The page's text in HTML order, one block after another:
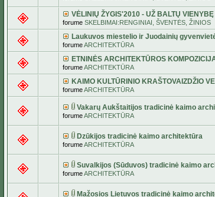
VĖLINIŲ ŽYGIS'2010 - UŽ BALTŲ VIENYBĘ
forume SKELBIMAI:RENGINIAI, ŠVENTĖS, ŽINIOS
Laukuvos miestelio ir Juodainių
forumeARCHITEKTŪRA
ETNINĖS ARCHITEKTŪROS
forumeARCHITEKTŪRA
KAIMO KULTŪRINIO KRAŠTOVAIZDŽIO
forumeARCHITEKTŪRA
Vakarų Aukštaitijos tradicinė kaimo
forumeARCHITEKTŪRA
Dzūkijos tradicinė kaimo architektūra
forumeARCHITEKTŪRA
Suvalkijos (Sūduvos) tradicinė kaimo
forumeARCHITEKTŪRA
Mažosios Lietuvos tradicinė kaimo